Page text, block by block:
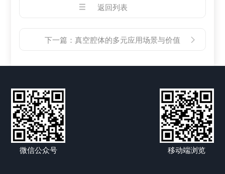
返回列表
下一篇： 真空腔体的多元应用场景与价值
微信公众号 移动端浏览